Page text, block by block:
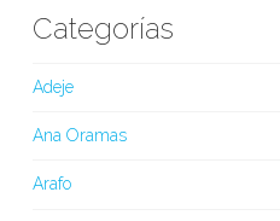
Categorías
Adeje
Ana Oramas
Arafo